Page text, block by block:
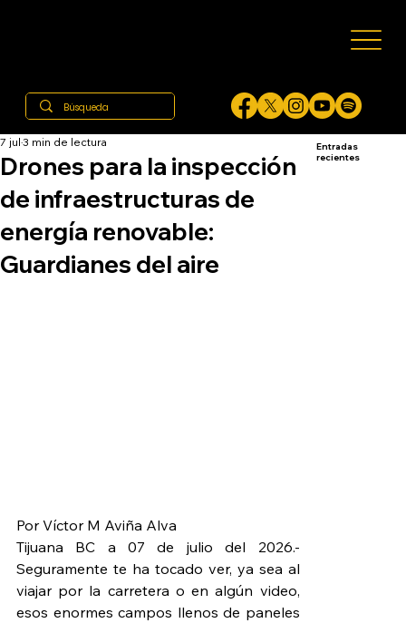
Drones para la inspección
de infraestructuras de
energía renovable:
Guardianes del aire
7 jul 3 min de lectura
Por Víctor M Aviña Alva
Tijuana BC a 07 de julio del 2026.-
Seguramente te ha tocado ver, ya sea al
viajar por la carretera o en algún video,
esos enormes campos llenos de paneles
Entradas
recientes